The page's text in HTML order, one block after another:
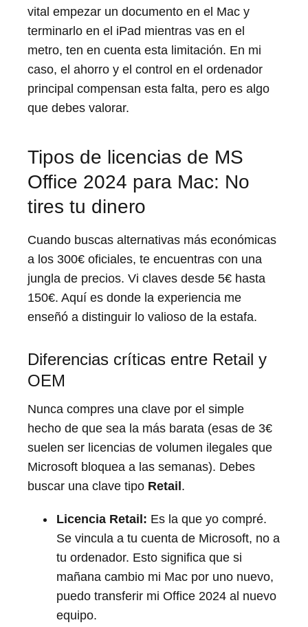
vital empezar un documento en el Mac y
terminarlo en el iPad mientras vas en el
metro, ten en cuenta esta limitación. En mi
caso, el ahorro y el control en el ordenador
principal compensan esta falta, pero es algo
que debes valorar.
Tipos de licencias de MS
Office 2024 para Mac: No
tires tu dinero
Cuando buscas alternativas más económicas
a los 300€ oficiales, te encuentras con una
jungla de precios. Vi claves desde 5€ hasta
150€. Aquí es donde la experiencia me
enseñó a distinguir lo valioso de la estafa.
Diferencias críticas entre Retail y
OEM
Nunca compres una clave por el simple
hecho de que sea la más barata (esas de 3€
suelen ser licencias de volumen ilegales que
Microsoft bloquea a las semanas). Debes
buscar una clave tipo Retail.
Licencia Retail: Es la que yo compré.
Se vincula a tu cuenta de Microsoft, no a
tu ordenador. Esto significa que si
mañana cambio mi Mac por uno nuevo,
puedo transferir mi Office 2024 al nuevo
equipo.